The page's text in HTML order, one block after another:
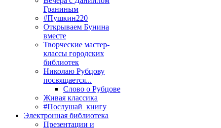
Граниным
#Пушкин220
Открываем Бунина
вместе
Творческие мастер-
классы городских
библиотек
Николаю Рубцову
посвящается...
Слово о Рубцове
Живая классика
#Послушай_книгу
Электронная библиотека
Презентации и